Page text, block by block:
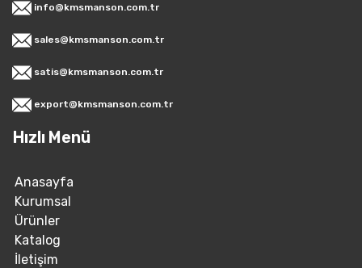
info@kmsmanson.com.tr
sales@kmsmanson.com.tr
satis@kmsmanson.com.tr
export@kmsmanson.com.tr
Hızlı Menü
Anasayfa
Kurumsal
Ürünler
Katalog
İletişim